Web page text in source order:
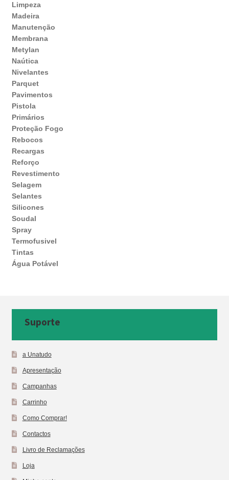
Limpeza
Madeira
Manutenção
Membrana
Metylan
Naútica
Nivelantes
Parquet
Pavimentos
Pistola
Primários
Proteção Fogo
Rebocos
Recargas
Reforço
Revestimento
Selagem
Selantes
Silicones
Soudal
Spray
Termofusivel
Tintas
Água Potável
Suporte
a Unatudo
Apresentação
Campanhas
Carrinho
Como Comprar!
Contactos
Livro de Reclamações
Loja